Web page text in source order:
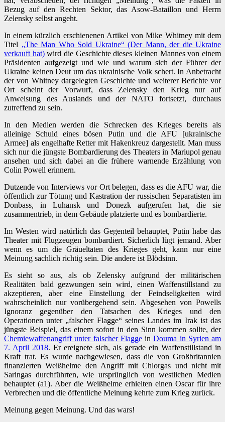
Bezug auf den Rechten Sektor, das Asow-Bataillon und Herrn
Zelensky selbst angeht.
In einem kürzlich erschienenen Artikel von Mike Whitney mit dem
Titel „The Man Who Sold Ukraine“ (Der Mann, der die Ukraine
verkauft hat)wird die Geschichte dieses kleinen Mannes von einem
Präsidenten aufgezeigt und wie und warum sich der Führer der
Ukraine keinen Deut um das ukrainische Volk schert. In Anbetracht
der von Whitney dargelegten Geschichte und weiterer Berichte vor
Ort scheint der Vorwurf, dass Zelensky den Krieg nur auf
Anweisung des Auslands und der NATO fortsetzt, durchaus
zutreffend zu sein.
In den Medien werden die Schrecken des Krieges bereits als
alleinige Schuld eines bösen Putin und die AFU [ukrainische
Armee] als engelhafte Retter mit Hakenkreuz dargestellt. Man muss
sich nur die jüngste Bombardierung des Theaters in Mariupol genau
ansehen und sich dabei an die frühere warnende Erzählung von
Colin Powell erinnern.
Dutzende von Interviews vor Ort belegen, dass es die AFU war, die
öffentlich zur Tötung und Kastration der russischen Separatisten im
Donbass, in Luhansk und Donezk aufgerufen hat, die sie
zusammentrieb, in dem Gebäude platzierte und es bombardierte.
Im Westen wird natürlich das Gegenteil behauptet, Putin habe das
Theater mit Flugzeugen bombardiert. Sicherlich lügt jemand. Aber
wenn es um die Gräueltaten des Krieges geht, kann nur eine
Meinung sachlich richtig sein. Die andere ist Blödsinn.
Es sieht so aus, als ob Zelensky aufgrund der militärischen
Realitäten bald gezwungen sein wird, einen Waffenstillstand zu
akzeptieren, aber eine Einstellung der Feindseligkeiten wird
wahrscheinlich nur vorübergehend sein. Abgesehen von Powells
Ignoranz gegenüber den Tatsachen des Krieges und den
Operationen unter „falscher Flagge“ seines Landes im Irak ist das
jüngste Beispiel, das einem sofort in den Sinn kommen sollte, der
Chemiewaffenangriff unter falscher FlaggeinDouma in Syrien am
7. April 2018. Er ereignete sich, als gerade ein Waffenstillstand in
Kraft trat. Es wurde nachgewiesen, dass die von Großbritannien
finanzierten Weißhelme den Angriff mit Chlorgas und nicht mit
Saringas durchführten, wie ursprünglich von westlichen Medien
behauptet (a1). Aber die Weißhelme erhielten einen Oscar für ihre
Verbrechen und die öffentliche Meinung kehrte zum Krieg zurück.
Meinung gegen Meinung. Und das wars!